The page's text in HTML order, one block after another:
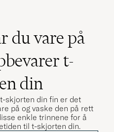
du vare på
t-
din
skjorten din fin er det
på og vaske den på rett
enkle trinnene for å
til t-skjorten din.